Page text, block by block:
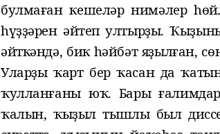
булмаған кешеләр нимәлер
һүҙҙәрен әйтеп ултырҙы.
әйткәндә, бик һәйбәт яҙылған,
Уларҙы ҡарт бер ҡасан да
ҡулланғаны юҡ. Бары
ҡалын, ҡыҙыл тышлы был